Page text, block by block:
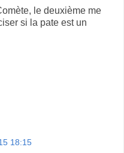
le deuxième me
si la pate est un
18:15